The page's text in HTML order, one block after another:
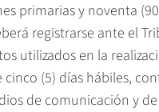
primarias y noventa
registrarse ante el
utilizados en la
(5) días hábiles,
de comunicación y